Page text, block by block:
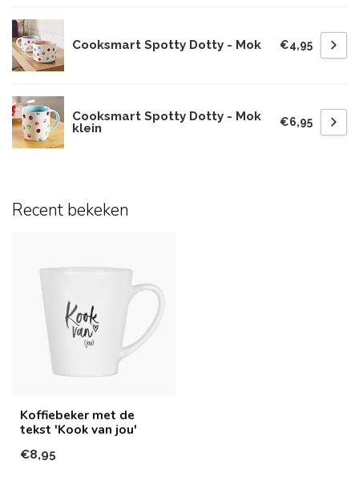
Cooksmart Spotty Dotty - Mok €4,95
Cooksmart Spotty Dotty - Mok
klein
€6,95
Recent bekeken
Koffiebeker met de
tekst 'Kook van jou'
€8,95